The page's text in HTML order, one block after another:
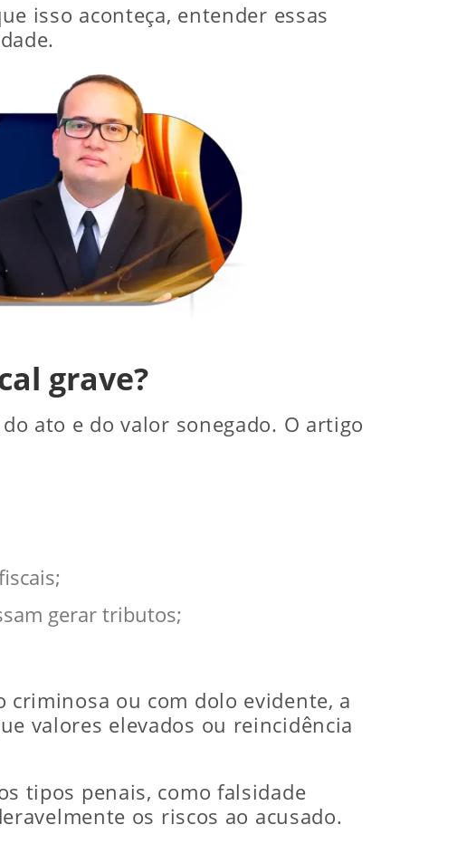
isso aconteça, entender essas
grave?
ato e do valor sonegado. O artigo
gerar tributos;
criminosa ou com dolo evidente, a
valores elevados ou reincidência
tipos penais, como falsidade
os riscos ao acusado.